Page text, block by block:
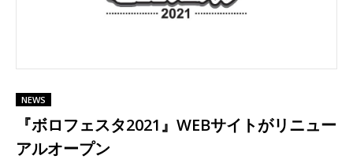
NEWS
『ボロフェスタ2021』WEBサイトがリニュー
アルオープン